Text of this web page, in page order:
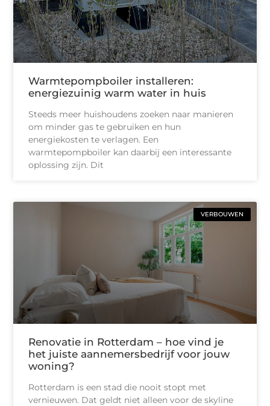
Warmtepompboiler installeren:
energiezuinig warm water in huis
Steeds meer huishoudens zoeken naar manieren
om minder gas te gebruiken en hun
energiekosten te verlagen. Een
warmtepompboiler kan daarbij een interessante
oplossing zijn. Dit
VERBOUWEN
Renovatie in Rotterdam – hoe vind je
het juiste aannemersbedrijf voor jouw
woning?
Rotterdam is een stad die nooit stopt met
vernieuwen. Dat geldt niet alleen voor de skyline